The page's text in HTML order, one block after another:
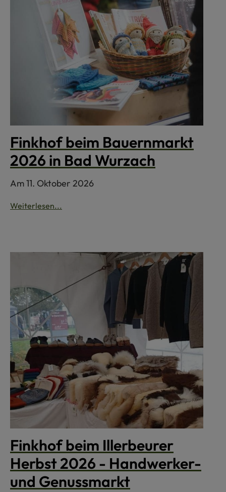
Finkhof beim Bauernmarkt
2026 in Bad Wurzach
Am 11. Oktober 2026
Weiterlesen...
Finkhof beim Illerbeurer
Herbst 2026 - Handwerker-
und Genussmarkt